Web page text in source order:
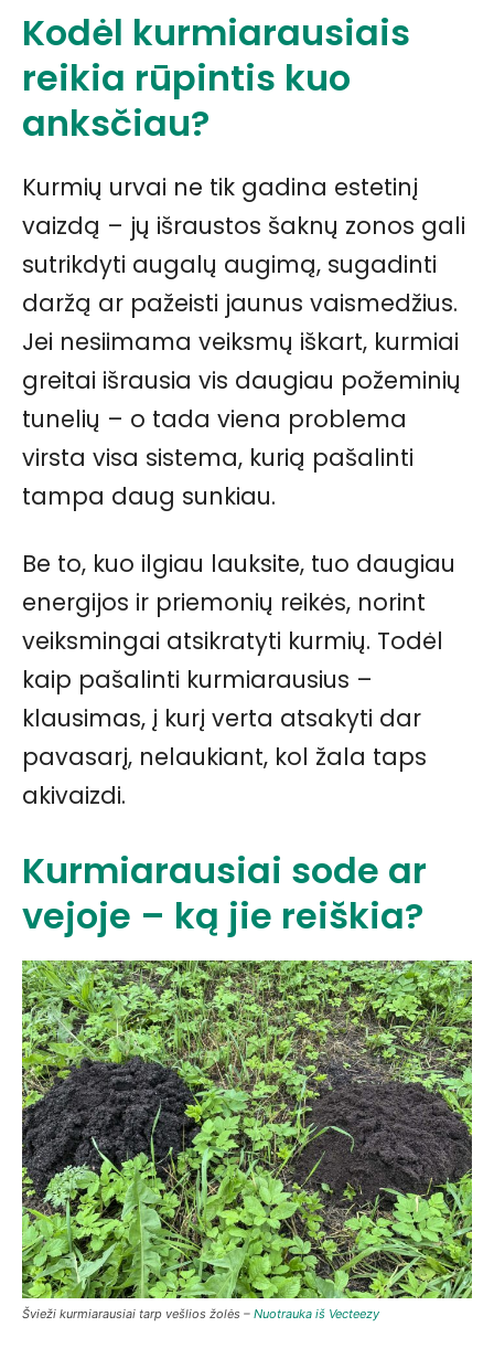
Kodėl kurmiarausiais
reikia rūpintis kuo
anksčiau?
Kurmių urvai ne tik gadina estetinį
vaizdą – jų išraustos šaknų zonos gali
sutrikdyti augalų augimą, sugadinti
daržą ar pažeisti jaunus vaismedžius.
Jei nesiimama veiksmų iškart, kurmiai
greitai išrausia vis daugiau požeminių
tunelių – o tada viena problema
virsta visa sistema, kurią pašalinti
tampa daug sunkiau.
Be to, kuo ilgiau lauksite, tuo daugiau
energijos ir priemonių reikės, norint
veiksmingai atsikratyti kurmių. Todėl
kaip pašalinti kurmiarausius –
klausimas, į kurį verta atsakyti dar
pavasarį, nelaukiant, kol žala taps
akivaizdi.
Kurmiarausiai sode ar
vejoje – ką jie reiškia?
Švieži kurmiarausiai tarp vešlios žolės – Nuotrauka iš Vecteezy